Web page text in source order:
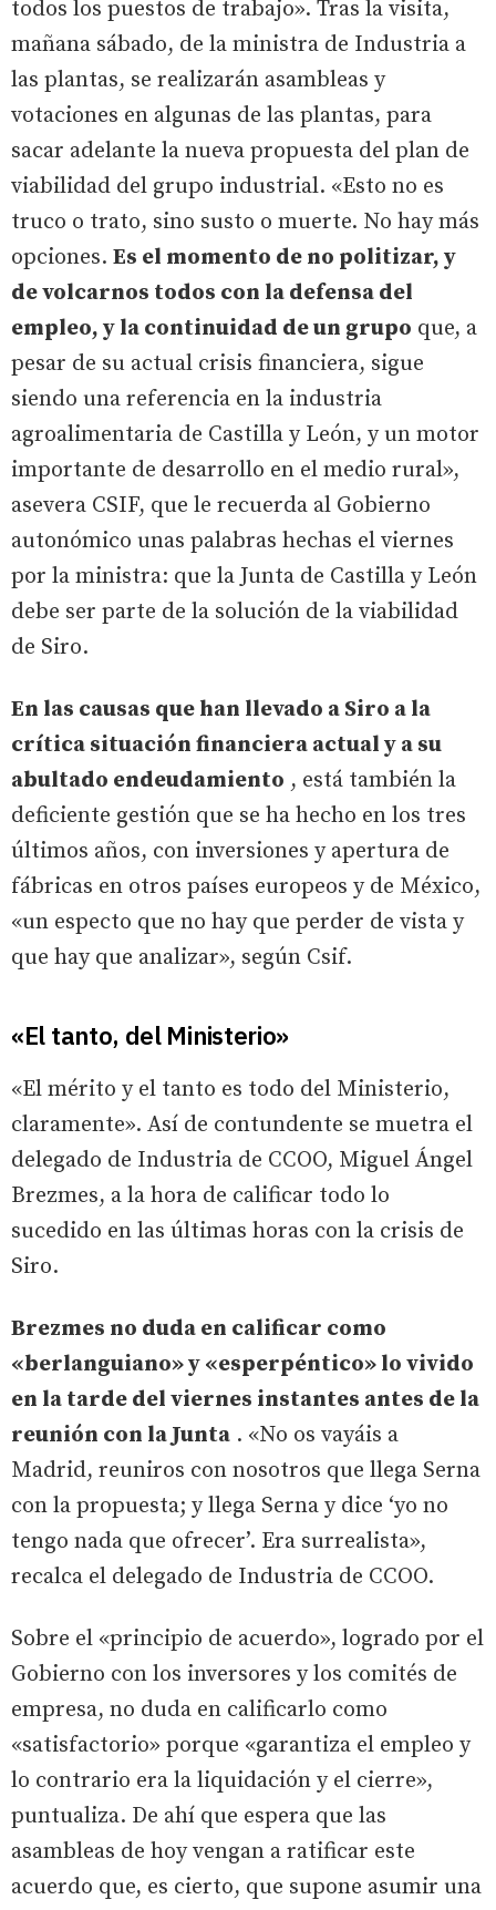
todos los puestos de trabajo». Tras la visita,
mañana sábado, de la ministra de Industria a
las plantas, se realizarán asambleas y
votaciones en algunas de las plantas, para
sacar adelante la nueva propuesta del plan de
viabilidad del grupo industrial. «Esto no es
truco o trato, sino susto o muerte. No hay más
opciones. Es el momento de no politizar, y
de volcarnos todos con la defensa del
empleo, y la continuidad de un grupo que, a
pesar de su actual crisis financiera, sigue
siendo una referencia en la industria
agroalimentaria de Castilla y León, y un motor
importante de desarrollo en el medio rural»,
asevera CSIF, que le recuerda al Gobierno
autonómico unas palabras hechas el viernes
por la ministra: que la Junta de Castilla y León
debe ser parte de la solución de la viabilidad
de Siro.
En las causas que han llevado a Siro a la
crítica situación financiera actual y a su
abultado endeudamiento , está también la
deficiente gestión que se ha hecho en los tres
últimos años, con inversiones y apertura de
fábricas en otros países europeos y de México,
«un especto que no hay que perder de vista y
que hay que analizar», según Csif.
«El tanto, del Ministerio»
«El mérito y el tanto es todo del Ministerio,
claramente». Así de contundente se muetra el
delegado de Industria de CCOO, Miguel Ángel
Brezmes, a la hora de calificar todo lo
sucedido en las últimas horas con la crisis de
Siro.
Brezmes no duda en calificar como
«berlanguiano» y «esperpéntico» lo vivido
en la tarde del viernes instantes antes de la
reunión con la Junta . «No os vayáis a
Madrid, reuniros con nosotros que llega Serna
con la propuesta; y llega Serna y dice ‘yo no
tengo nada que ofrecer’. Era surrealista»,
recalca el delegado de Industria de CCOO.
Sobre el «principio de acuerdo», logrado por el
Gobierno con los inversores y los comités de
empresa, no duda en calificarlo como
«satisfactorio» porque «garantiza el empleo y
lo contrario era la liquidación y el cierre»,
puntualiza. De ahí que espera que las
asambleas de hoy vengan a ratificar este
acuerdo que, es cierto, que supone asumir una